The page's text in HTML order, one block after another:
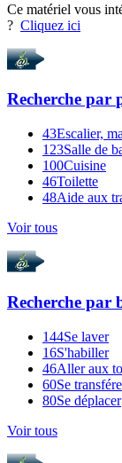
Ce matériel vous
? Cliquez ici
Recherche par
43Escalier,
123Salle de
100Cuisine
46Toilette
48Aide aux
Voir tous
Recherche par
144Se laver
16S'habiller
46Aller aux
60Se
80Se déplacer
Voir tous